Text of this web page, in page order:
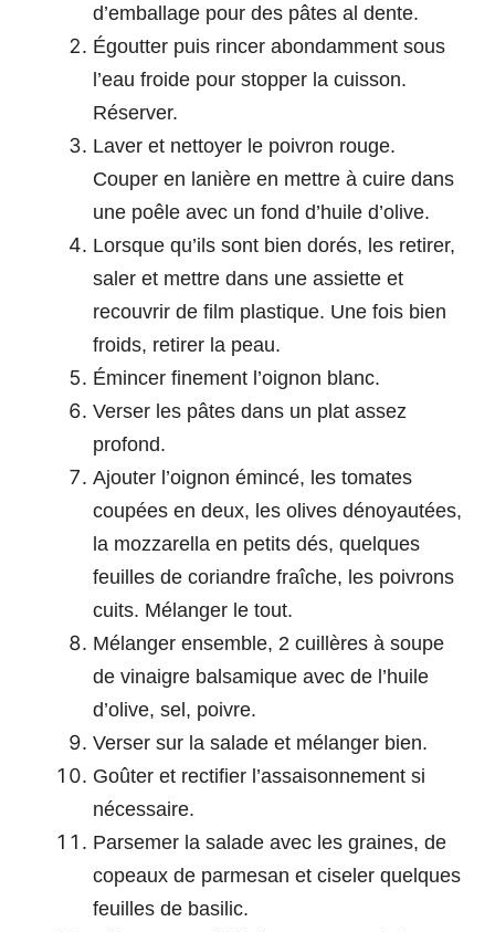
d’emballage pour des pâtes al dente.
Égoutter puis rincer abondamment sous
l’eau froide pour stopper la cuisson.
Réserver.
Laver et nettoyer le poivron rouge.
Couper en lanière en mettre à cuire dans
une poêle avec un fond d’huile d’olive.
Lorsque qu’ils sont bien dorés, les retirer,
saler et mettre dans une assiette et
recouvrir de film plastique. Une fois bien
froids, retirer la peau.
Émincer finement l’oignon blanc.
Verser les pâtes dans un plat assez
profond.
Ajouter l’oignon émincé, les tomates
coupées en deux, les olives dénoyautées,
la mozzarella en petits dés, quelques
feuilles de coriandre fraîche, les poivrons
cuits. Mélanger le tout.
Mélanger ensemble, 2 cuillères à soupe
de vinaigre balsamique avec de l’huile
d’olive, sel, poivre.
Verser sur la salade et mélanger bien.
Goûter et rectifier l’assaisonnement si
nécessaire.
Parsemer la salade avec les graines, de
copeaux de parmesan et ciseler quelques
feuilles de basilic.